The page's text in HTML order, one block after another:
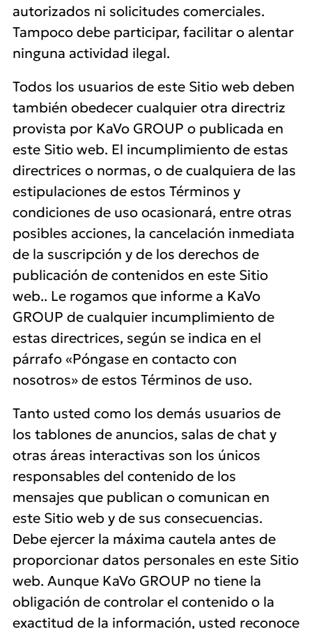
autorizados ni solicitudes comerciales.
Tampoco debe participar, facilitar o alentar
ninguna actividad ilegal.
Todos los usuarios de este Sitio web deben
también obedecer cualquier otra directriz
provista por KaVo GROUP o publicada en
este Sitio web. El incumplimiento de estas
directrices o normas, o de cualquiera de las
estipulaciones de estos Términos y
condiciones de uso ocasionará, entre otras
posibles acciones, la cancelación inmediata
de la suscripción y de los derechos de
publicación de contenidos en este Sitio
web.. Le rogamos que informe a KaVo
GROUP de cualquier incumplimiento de
estas directrices, según se indica en el
párrafo «Póngase en contacto con
nosotros» de estos Términos de uso.
Tanto usted como los demás usuarios de
los tablones de anuncios, salas de chat y
otras áreas interactivas son los únicos
responsables del contenido de los
mensajes que publican o comunican en
este Sitio web y de sus consecuencias.
Debe ejercer la máxima cautela antes de
proporcionar datos personales en este Sitio
web. Aunque KaVo GROUP no tiene la
obligación de controlar el contenido o la
exactitud de la información, usted reconoce